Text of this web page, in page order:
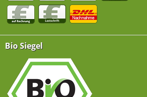
Bio Siegel